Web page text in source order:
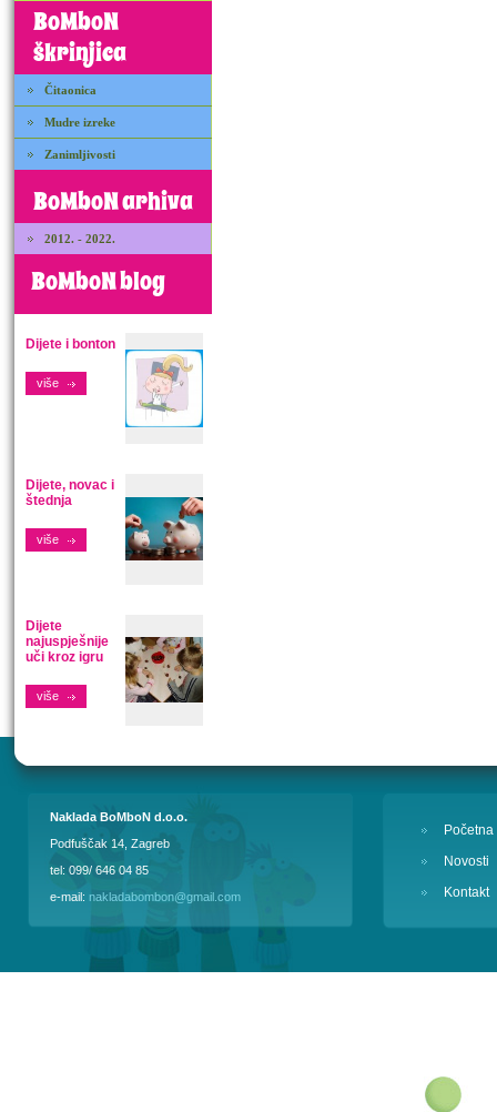
BoMboN
škrinjica
Čitaonica
Mudre izreke
Zanimljivosti
BoMboN arhiva
2012. - 2022.
BoMboN blog
Dijete i bonton
više
Dijete, novac i
štednja
više
Dijete
najuspješnije
uči kroz igru
više
Naklada BoMboN d.o.o.
Podfuščak 14, Zagreb
tel: 099/ 646 04 85
e-mail: nakladabombon@gmail.com
Početna
Novosti
Kontakt